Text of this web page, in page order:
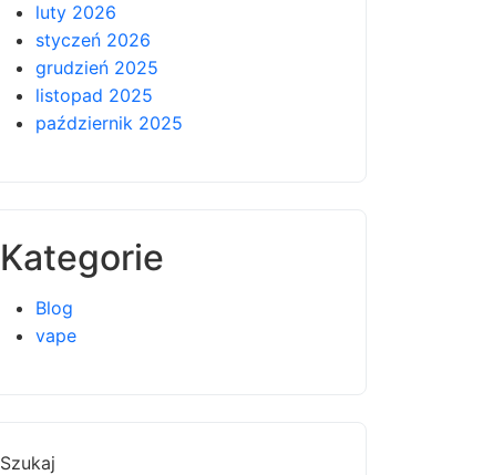
luty 2026
styczeń 2026
grudzień 2025
listopad 2025
październik 2025
Kategorie
Blog
vape
Szukaj